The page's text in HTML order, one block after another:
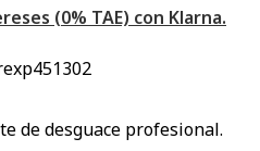
(0% TAE) con Klarna.
de desguace profesional.